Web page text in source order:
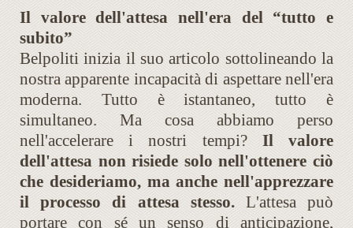
Il valore dell'attesa nell'era del “tutto e
subito”
Belpoliti inizia il suo articolo sottolineando la
nostra apparente incapacità di aspettare nell'era
moderna. Tutto è istantaneo, tutto è
simultaneo. Ma cosa abbiamo perso
nell'accelerare i nostri tempi? Il valore
dell'attesa non risiede solo nell'ottenere ciò
che desideriamo, ma anche nell'apprezzare
il processo di attesa stesso.L'attesa può
portare con sé un senso di anticipazione,